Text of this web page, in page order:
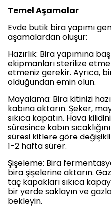
Temel Aşamalar
Evde butik bira yapımı
aşamalardan oluşur:
Hazırlık: Bira yapımına
ekipmanları sterilize
etmeniz gerekir. Ayrıca,
olduğundan emin olun.
Mayalama: Bira kitinizi
kabına aktarın. Şeker,
sıkıca kapatın. Hava
süresince kabın
süresi kitlere göre
1-2 hafta sürer.
Şişeleme: Bira
bira şişelerine aktarın.
taç kapakları sıkıca
bir yerde saklayın ve
bekleyin.